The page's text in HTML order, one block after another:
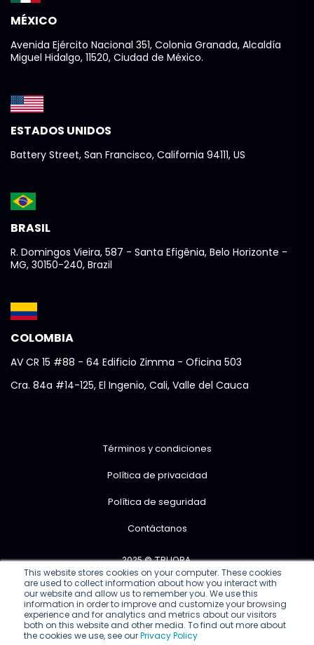
This website stores cookies on your computer. These cookies
are used to collect information about how you interact with
our website and allow us to remember you. We use this
information in order to improve and customize your browsing
experience and for analytics and metrics about our visitors
both on this website and other media. To find out more about
the cookies we use, see ourPrivacy Policy
MÉXICO
Avenida Ejército Nacional 351, Colonia Granada, Alcaldía
Miguel Hidalgo, 11520, Ciudad de México.
ESTADOS UNIDOS
Battery Street, San Francisco, California 94111, US
BRASIL
R. Domingos Vieira, 587 - Santa Efigênia, Belo Horizonte -
MG, 30150-240, Brazil
COLOMBIA
AV CR 15 #88 - 64 Edificio Zimma - Oficina 503
Cra. 84a #14-125, El Ingenio, Cali, Valle del Cauca
Términos y condiciones
Política de privacidad
Política de seguridad
Contáctanos
2025 © TRUORA.
Encuéntranos en: